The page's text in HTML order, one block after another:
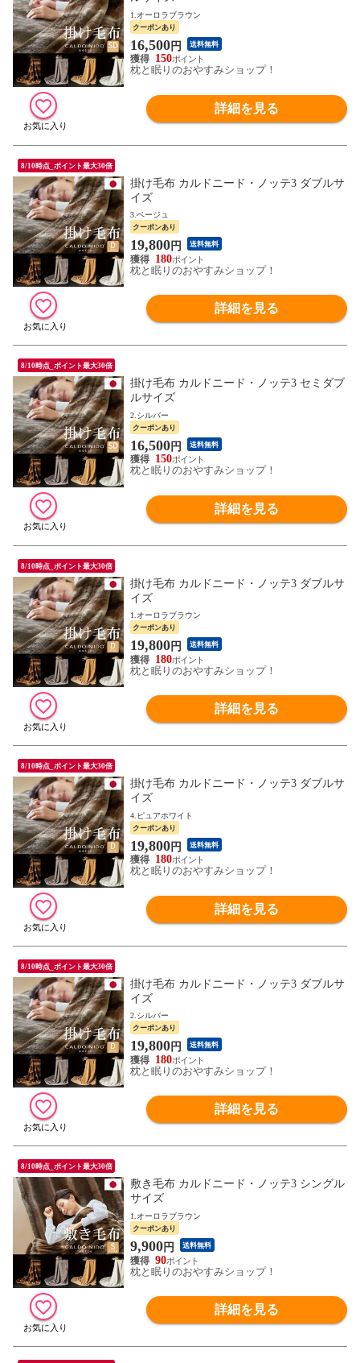
1.オーロラブラウン
クーポンあり
16,500円 送料無料
150
枕と眠りのおやすみショップ！
詳細を見る
8/10時点_ポイント最大30倍
掛け毛布 カルドニード・ノッテ3 ダブルサ
イズ
3.ベージュ
クーポンあり
19,800円 送料無料
180
枕と眠りのおやすみショップ！
詳細を見る
8/10時点_ポイント最大30倍
掛け毛布 カルドニード・ノッテ3 セミダブ
ルサイズ
2.シルバー
クーポンあり
16,500円 送料無料
150
枕と眠りのおやすみショップ！
詳細を見る
8/10時点_ポイント最大30倍
掛け毛布 カルドニード・ノッテ3 ダブルサ
イズ
1.オーロラブラウン
クーポンあり
19,800円 送料無料
180
枕と眠りのおやすみショップ！
詳細を見る
8/10時点_ポイント最大30倍
掛け毛布 カルドニード・ノッテ3 ダブルサ
イズ
4.ピュアホワイト
クーポンあり
19,800円 送料無料
180
枕と眠りのおやすみショップ！
詳細を見る
8/10時点_ポイント最大30倍
掛け毛布 カルドニード・ノッテ3 ダブルサ
イズ
2.シルバー
クーポンあり
19,800円 送料無料
180
枕と眠りのおやすみショップ！
詳細を見る
8/10時点_ポイント最大30倍
敷き毛布 カルドニード・ノッテ3 シングル
サイズ
1.オーロラブラウン
クーポンあり
9,900円 送料無料
90
枕と眠りのおやすみショップ！
詳細を見る